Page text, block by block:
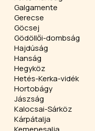
Galgamente
Gerecse
Göcsej
Gödöllői-dombság
Hajdúság
Hanság
Hegyköz
Hetés-Kerka-vidék
Hortobágy
Jászság
Kalocsai-Sárköz
Kárpátalja